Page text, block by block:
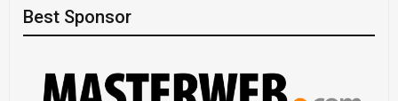
Best Sponsor